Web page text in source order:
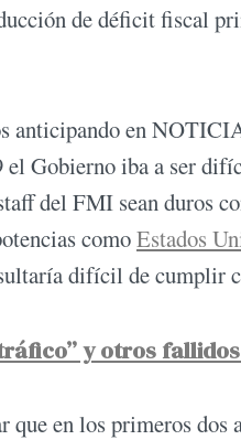
de déficit fiscal
anticipando en
el Gobierno iba a ser
del FMI sean duros
comoEstados
difícil de cumplir
y otros
que en los primeros